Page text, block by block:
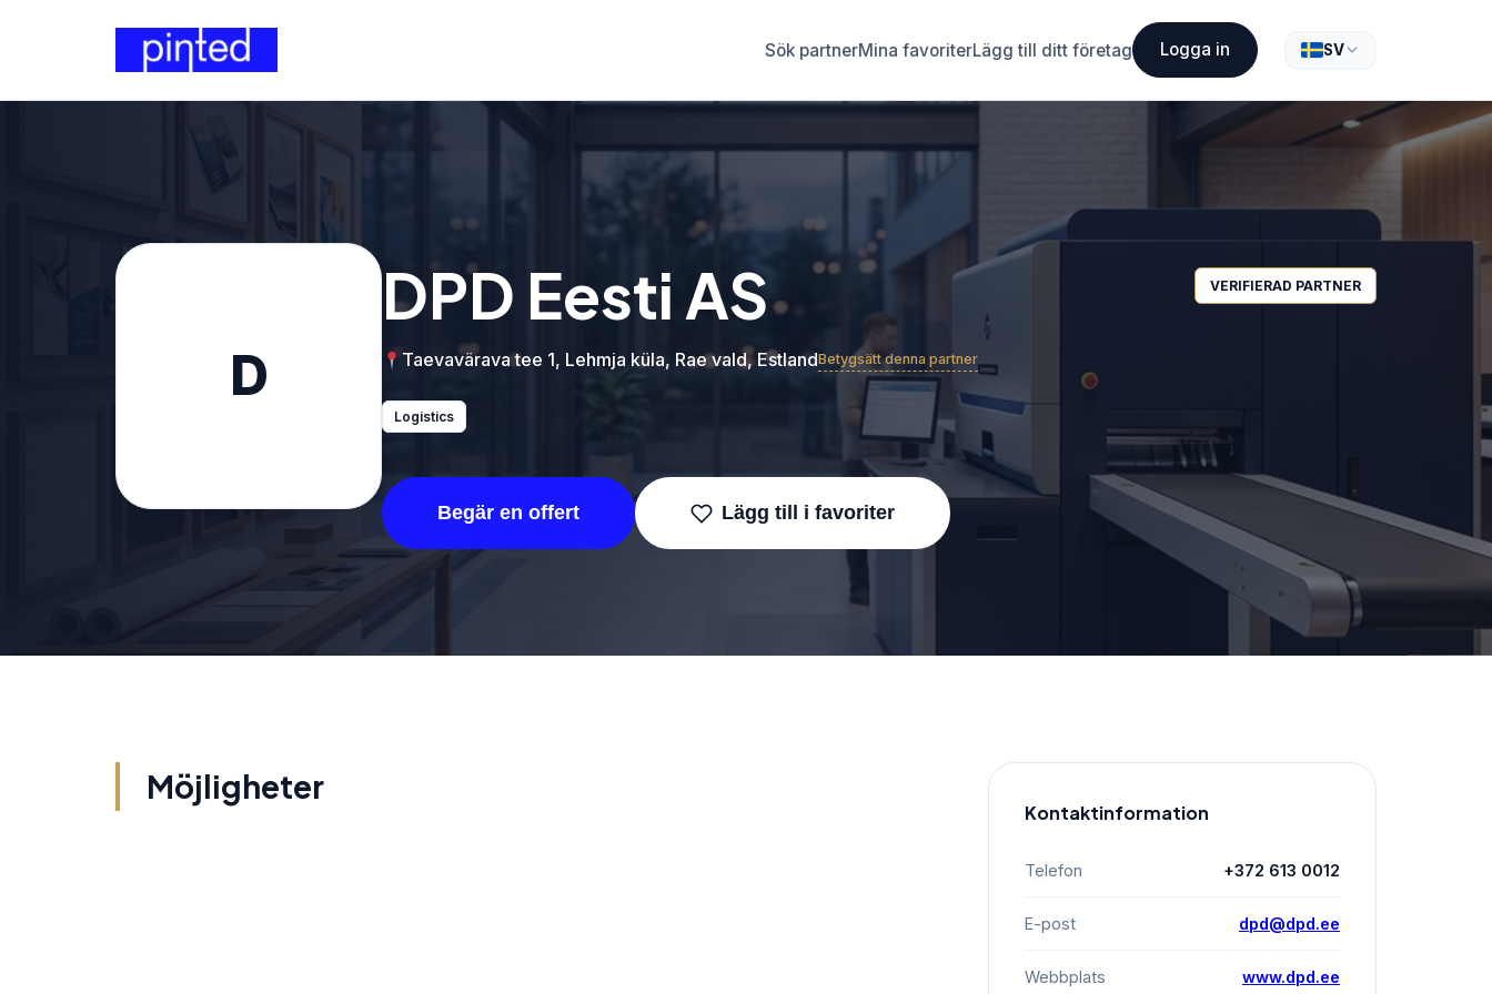
Sök partnerMina favoriterLägg till ditt företag Logga in SV
D
DPD Eesti AS VERIFIERAD PARTNER
Taevavärava tee 1, Lehmja küla, Rae vald, EstlandBetygsätt denna partner
Logistics
Begär en offert Lägg till i favoriter
Möjligheter
Kontaktinformation
Telefon +372 613 0012
E-post dpd@dpd.ee
Webbplats www.dpd.ee